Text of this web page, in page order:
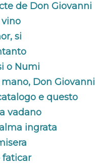
de Don Giovanni
si
o Numi
Don Giovanni
e questo
vadano
ingrata
faticar